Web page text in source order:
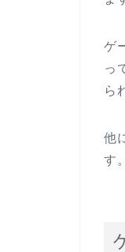
ゲ
っ
ら
他
す。